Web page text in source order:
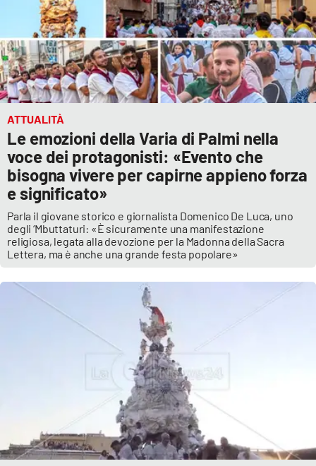
Sanità
Società
Sport
RUBRICHE
Good Morning Vietnam
Parchi Marini Calabria
Leggendo Alvaro insieme
Imprese Di Calabria
Le perfidie di Antonella Grippo
Venti di comunicazione
LaC TV
ATTUALITÀ
Le emozioni della Varia di Palmi nella
voce dei protagonisti: «Evento che
bisogna vivere per capirne appieno forza
e significato»
Parla il giovane storico e giornalista Domenico De Luca, uno
degli ‘Mbuttaturi: «È sicuramente una manifestazione
religiosa, legata alla devozione per la Madonna della Sacra
Lettera, ma è anche una grande festa popolare»